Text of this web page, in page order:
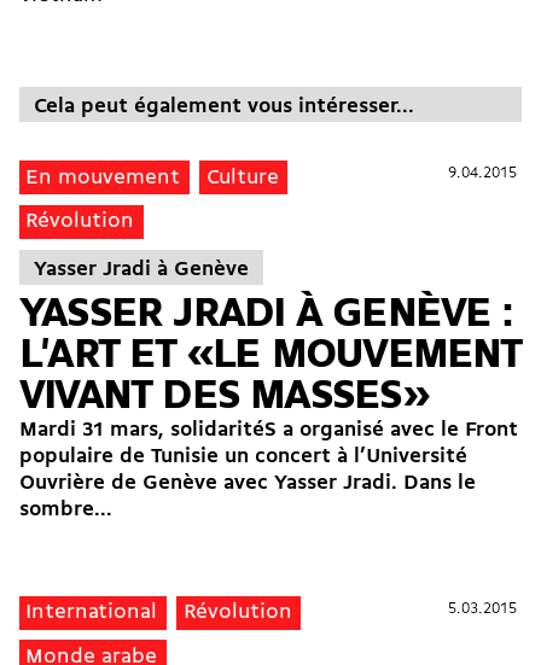
Cela peut également vous intéresser...
9.04.2015
En mouvement Culture
Révolution
9.04.2015
Yasser Jradi à Genève
YASSER JRADI À GENÈVE :
L'ART ET «LE MOUVEMENT
VIVANT DES MASSES»
Mardi 31 mars, solidaritéS a organisé avec le Front
populaire de Tunisie un concert à l’Université
Ouvrière de Genève avec Yasser Jradi. Dans le
sombre...
5.03.2015
International Révolution
Monde arabe
5.03.2015